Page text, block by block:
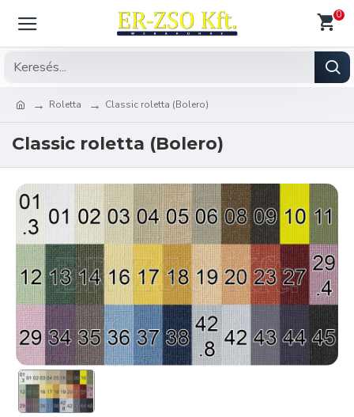
0
Roletta Classic roletta (Bolero)
Classic roletta (Bolero)